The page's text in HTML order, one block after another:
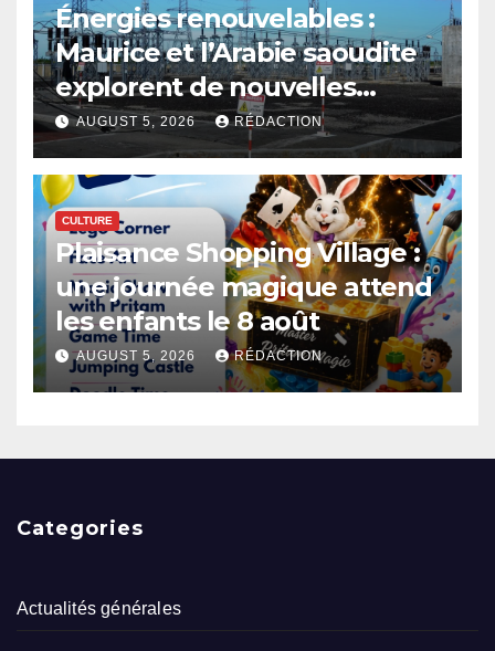
Énergies renouvelables :
Maurice et l’Arabie saoudite
explorent de nouvelles
avenues
AUGUST 5, 2026 RÉDACTION
CULTURE
Plaisance Shopping Village :
une journée magique attend
les enfants le 8 août
AUGUST 5, 2026 RÉDACTION
Categories
Actualités générales